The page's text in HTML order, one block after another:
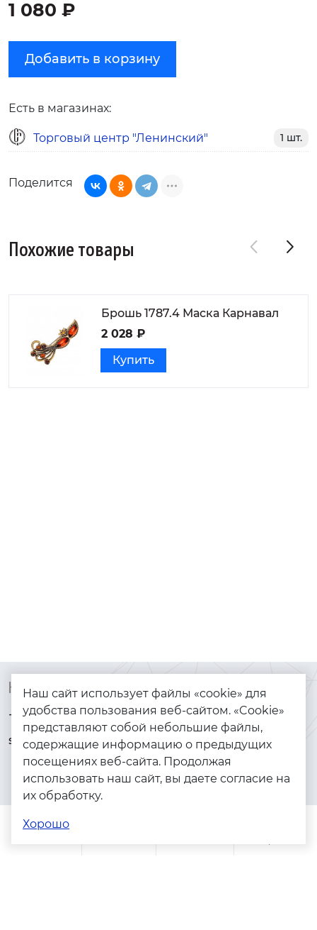
1 080 ₽
Добавить в корзину
Есть в магазинах:
Торговый центр "Ленинский" 1 шт.
Поделится
Похожие товары
Брошь 1787.4 Маска Карнавал
2 028 ₽
Купить
Контакты
+7 (925) 144-64-73
serebryanyye.grani@mail.ru
Каталог
Браслеты
Золото
Серебро
Помощь
Наш сайт использует файлы «cookie» для
удобства пользования веб-сайтом. «Cookie»
представляют собой небольшие файлы,
содержащие информацию о предыдущих
посещениях веб-сайта. Продолжая
использовать наш сайт, вы даете согласие на
их обработку.
Хорошо